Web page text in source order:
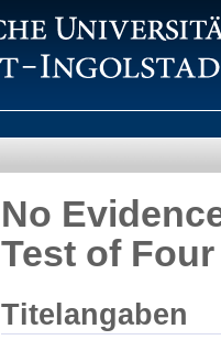
No
Test of
Titelangaben